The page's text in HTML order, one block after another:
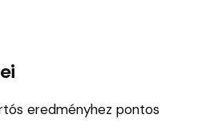
eredményhez pontos